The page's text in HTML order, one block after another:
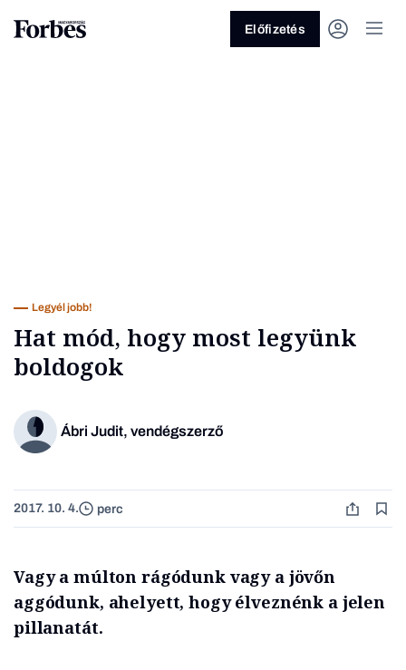
Üzlet
Előfizetés
Legyél jobb!
Hat mód, hogy most legyünk
boldogok
Ábri Judit, vendégszerző
2017. 10. 4. perc
Vagy a múlton rágódunk vagy a jövőn
aggódunk, ahelyett, hogy élveznénk a jelen
pillanatát.